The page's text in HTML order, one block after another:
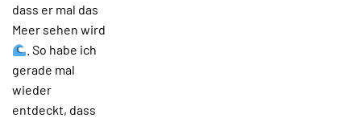
dass er mal das
Meer sehen wird
. So habe ich
gerade mal
wieder
entdeckt, dass